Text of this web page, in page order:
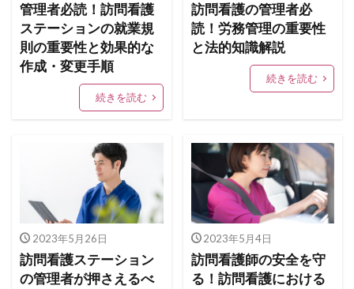
管理者必読！訪問看護
ステーションの就業規
則の重要性と効果的な
作成・変更手順
続きを読む
訪問看護の管理者必
読！労務管理の重要性
と法的知識解説
続きを読む
2023年5月26日
訪問看護ステーション
の管理者が押さえるべ
2023年5月4日
訪問看護師の安全を守
る！訪問看護における